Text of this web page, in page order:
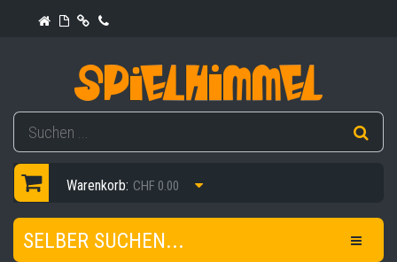
Warenkorb: CHF 0.00
SELBER SUCHEN...